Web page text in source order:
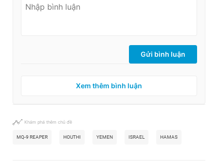
Gửi bình luận
Xem thêm bình luận
Khám phá thêm chủ đề
MQ-9 REAPER HOUTHI YEMEN ISRAEL HAMAS